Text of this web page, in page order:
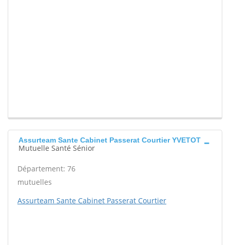
Assurteam Sante Cabinet Passerat Courtier YVETOT
Mutuelle Santé Sénior
Département: 76
mutuelles
Assurteam Sante Cabinet Passerat Courtier